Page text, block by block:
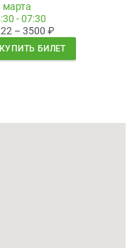
марта
- 07:30
– 3500 ₽
КУПИТЬ БИЛЕТ